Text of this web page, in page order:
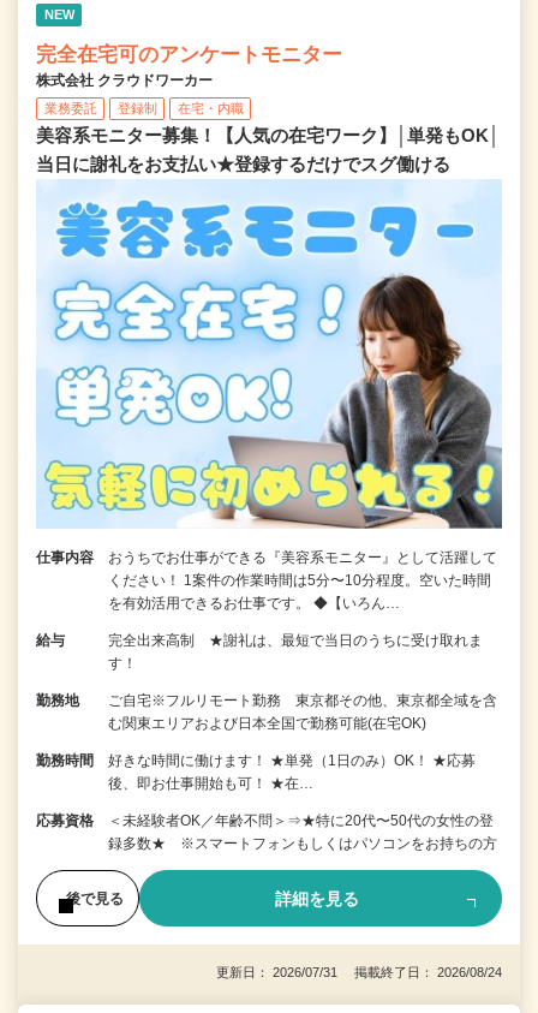
NEW
完全在宅可のアンケートモニター
株式会社 クラウドワーカー
業務委託 登録制 在宅・内職
美容系モニター募集！【人気の在宅ワーク】│単発もOK│
当日に謝礼をお支払い★登録するだけでスグ働ける
仕事内容
おうちでお仕事ができる『美容系モニター』として活躍して
ください！ 1案件の作業時間は5分〜10分程度。空いた時間
を有効活用できるお仕事です。 ◆【いろん…
給与
完全出来高制 ★謝礼は、最短で当日のうちに受け取れま
す！
勤務地
ご自宅※フルリモート勤務 東京都その他、東京都全域を含
む関東エリアおよび日本全国で勤務可能(在宅OK)
勤務時間
好きな時間に働けます！ ★単発（1日のみ）OK！ ★応募
後、即お仕事開始も可！ ★在…
応募資格
＜未経験者OK／年齢不問＞⇒★特に20代〜50代の女性の登
録多数★ ※スマートフォンもしくはパソコンをお持ちの方
後で見る 詳細を見る
更新日： 2026/07/31 掲載終了日： 2026/08/24